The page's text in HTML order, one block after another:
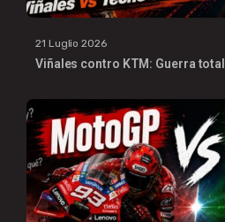
21 Luglio 2026
Viñales contro KTM: Guerra